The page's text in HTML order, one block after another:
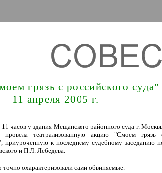
грязь с российского суда"
11 апреля 2005 г.
11 часов у здания Мещанского районного суда г.
провела театрализованную акцию "Смоем грязь
приуроченную к последнему судебному заседанию
и П.Л. Лебедева.
точно охарактеризовали сами обвиняемые.